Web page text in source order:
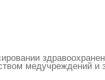
медучреждений и